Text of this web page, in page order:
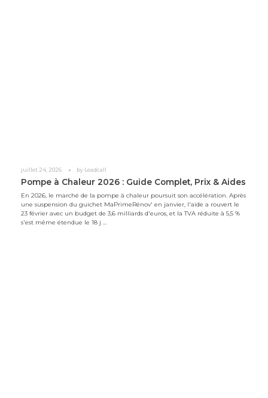
juillet 24, 2026 by Leadcall
Pompe à Chaleur 2026 : Guide Complet, Prix & Aides
En 2026, le marché de la pompe à chaleur poursuit son accélération. Après
une suspension du guichet MaPrimeRénov' en janvier, l'aide a rouvert le
23 février avec un budget de 3,6 milliards d'euros, et la TVA réduite à 5,5 %
s'est même étendue le 18 j ...